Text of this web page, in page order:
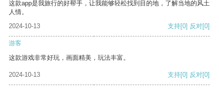
这款app是我旅行的好帮手，让我能够轻松找到目的地，了解当地的风土
人情。
2024-10-13
支持[0] 反对[0]
游客
这款游戏非常好玩，画面精美，玩法丰富。
2024-10-13 支持[0] 反对[0]